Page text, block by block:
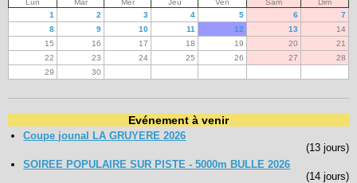
Lun Mar Mer Jeu Ven Sam
Dim
1
2 3 4 5 6
7
8
9 10 11 12 13
14
15
16 17 18 19 20
21
22
23 24 25 26 27
28
29
30
Evénement à venir
Coupe jounal LA GRUYERE 2026
(13 jours)
SOIREE POPULAIRE SUR PISTE - 5000m BULLE 2026
(14 jours)